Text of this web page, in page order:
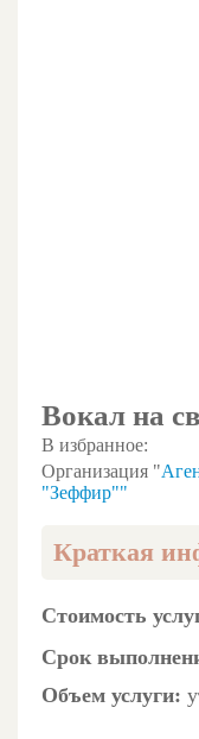
Вокал на
В избранное:
Организация "
"Зеффир""
Краткая
Стоимость
Срок
Объем услуги: